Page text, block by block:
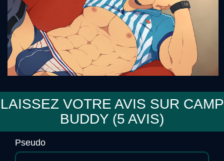
Romance Detective
LAISSEZ VOTRE AVIS SUR CAMP
BUDDY (5 AVIS)
Pseudo